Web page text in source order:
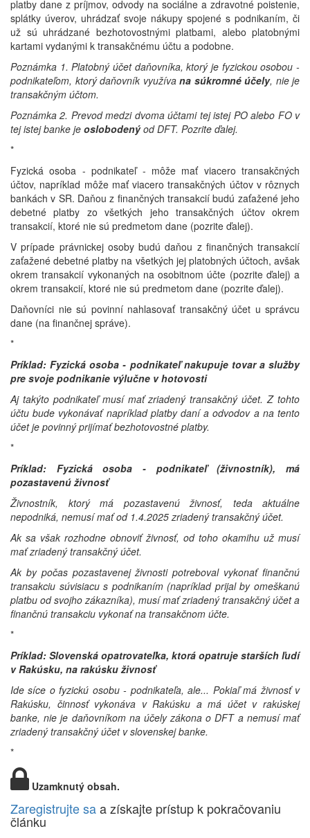
platby dane z príjmov, odvody na sociálne a zdravotné poistenie,
splátky úverov, uhrádzať svoje nákupy spojené s podnikaním, či
už sú uhrádzané bezhotovostnými platbami, alebo platobnými
kartami vydanými k transakčnému účtu a podobne.
Poznámka 1. Platobný účet daňovníka, ktorý je fyzickou osobou -
podnikateľom, ktorý daňovník využíva na súkromné účely, nie je
transakčným účtom.
Poznámka 2. Prevod medzi dvoma účtami tej istej PO alebo FO v
tej istej banke je oslobodenýod DFT. Pozrite ďalej.
*
Fyzická osoba - podnikateľ - môže mať viacero transakčných
účtov, napríklad môže mať viacero transakčných účtov v rôznych
bankách v SR. Daňou z finančných transakcií budú zaťažené jeho
debetné platby zo všetkých jeho transakčných účtov okrem
transakcií, ktoré nie sú predmetom dane (pozrite ďalej).
V prípade právnickej osoby budú daňou z finančných transakcií
zaťažené debetné platby na všetkých jej platobných účtoch, avšak
okrem transakcií vykonaných na osobitnom účte (pozrite ďalej) a
okrem transakcií, ktoré nie sú predmetom dane (pozrite ďalej).
Daňovníci nie sú povinní nahlasovať transakčný účet u správcu
dane (na finančnej správe).
*
Príklad: Fyzická osoba - podnikateľ nakupuje tovar a služby
pre svoje podnikanie výlučne v hotovosti
Aj takýto podnikateľ musí mať zriadený transakčný účet. Z tohto
účtu bude vykonávať napríklad platby daní a odvodov a na tento
účet je povinný prijímať bezhotovostné platby.
*
Príklad: Fyzická osoba - podnikateľ (živnostník), má
pozastavenú živnosť
Živnostník, ktorý má pozastavenú živnosť, teda aktuálne
nepodniká, nemusí mať od 1.4.2025 zriadený transakčný účet.
Ak sa však rozhodne obnoviť živnosť, od toho okamihu už musí
mať zriadený transakčný účet.
Ak by počas pozastavenej živnosti potreboval vykonať finančnú
transakciu súvisiacu s podnikaním (napríklad prijal by omeškanú
platbu od svojho zákazníka), musí mať zriadený transakčný účet a
finančnú transakciu vykonať na transakčnom účte.
*
Príklad: Slovenská opatrovateľka, ktorá opatruje starších ľudí
v Rakúsku, na rakúsku živnosť
Ide síce o fyzickú osobu - podnikateľa, ale... Pokiaľ má živnosť v
Rakúsku, činnosť vykonáva v Rakúsku a má účet v rakúskej
banke, nie je daňovníkom na účely zákona o DFT a nemusí mať
zriadený transakčný účet v slovenskej banke.
*
Uzamknutý obsah.
Zaregistrujte saa získajte prístup k pokračovaniu
článku